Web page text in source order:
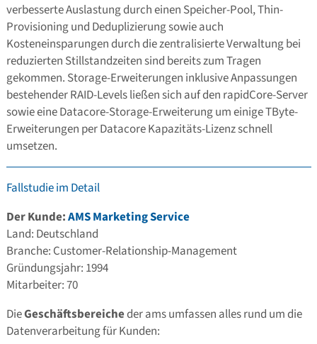
verbesserte Auslastung durch einen Speicher-Pool, Thin-
Provisioning und Deduplizierung sowie auch
Kosteneinsparungen durch die zentralisierte Verwaltung bei
reduzierten Stillstandzeiten sind bereits zum Tragen
gekommen. Storage-Erweiterungen inklusive Anpassungen
bestehender RAID-Levels ließen sich auf den rapidCore-Server
sowie eine Datacore-Storage-Erweiterung um einige TByte-
Erweiterungen per Datacore Kapazitäts-Lizenz schnell
umsetzen.
Fallstudie im Detail
Der Kunde:AMS Marketing Service
Land: Deutschland
Branche: Customer-Relationship-Management
Gründungsjahr: 1994
Mitarbeiter: 70
DieGeschäftsbereicheder ams umfassen alles rund um die
Datenverarbeitung für Kunden: